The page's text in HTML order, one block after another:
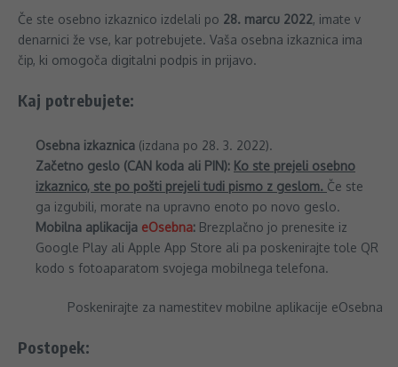
Če ste osebno izkaznico izdelali po 28. marcu 2022, imate v
denarnici že vse, kar potrebujete. Vaša osebna izkaznica ima
čip, ki omogoča digitalni podpis in prijavo.
Kaj potrebujete:
Osebna izkaznica (izdana po 28. 3. 2022).
Začetno geslo (CAN koda ali PIN): Ko ste prejeli osebno
izkaznico, ste po pošti prejeli tudi pismo z geslom. Če ste
ga izgubili, morate na upravno enoto po novo geslo.
Mobilna aplikacija eOsebna: Brezplačno jo prenesite iz
Google Play ali Apple App Store ali pa poskenirajte tole QR
kodo s fotoaparatom svojega mobilnega telefona.
Poskenirajte za namestitev mobilne aplikacije eOsebna
Postopek: